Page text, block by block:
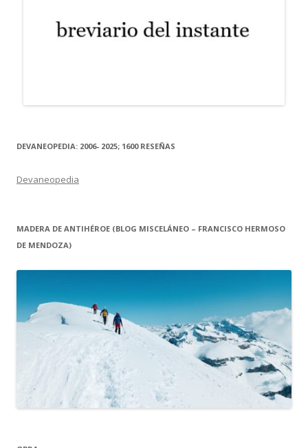
DEVANEOPEDIA: 2006- 2025; 1600 RESEÑAS
Devaneopedia
MADERA DE ANTIHÉROE (BLOG MISCELÁNEO – FRANCISCO HERMOSO
DE MENDOZA)